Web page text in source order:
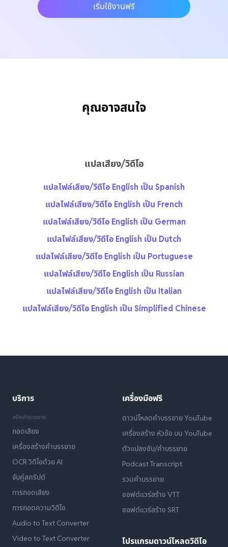
เริ่มใช้งานฟรี
คุณอาจสนใจ
แปลเสียง/วิดีโอ
แปลไฟล์เสียง/วิดีโอ English เป็น Spanish
แปลไฟล์เสียง/วิดีโอ English เป็น French
แปลไฟล์เสียง/วิดีโอ English เป็น German
แปลไฟล์เสียง/วิดีโอ English เป็น Dutch
แปลไฟล์เสียง/วิดีโอ English เป็น Portuguese
แปลไฟล์เสียง/วิดีโอ English เป็น Russian
แปลไฟล์เสียง/วิดีโอ English เป็น Italian
แปลไฟล์เสียง/วิดีโอ English เป็น Simplified Chinese
บริการ
สร้างคำบรรยาย
ถอดเสียง
เครื่องสร้างคำบรรยาย
OCR วิดีโอด้วย AI
จับคู่สคริปต์
การถอดเสียง
การถอดความวิดีโอ
Audio to Text Converter
Video to Text Converter
เครื่องมือฟรี
ดาวน์โหลดคำบรรยาย YouTube
เครื่องสร้าง หัวข้อ บน YouTube
ตัวแปลงซับ/คำบรรยาย
Podcast Transcript
รวมคำบรรยาย
ซอฟต์แวร์สร้าง VTT
ซอฟต์แวร์สร้าง SRT
โปรแกรมดาวน์โหลดวิดีโอ